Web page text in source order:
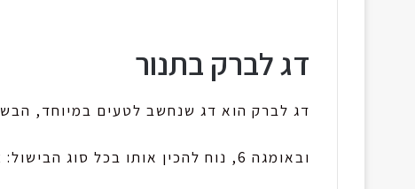
דג לברק בתנור
דג לברק הוא דג שנחשב לטעים במיוחד,
ובאומגה 6, נוח להכין אותו בכל סוג הבישול: צלייה, אפייה, טיגון, עישון.